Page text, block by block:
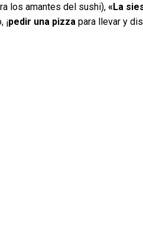
los amantes del sushi), «La
¡pedir una pizza para llevar y